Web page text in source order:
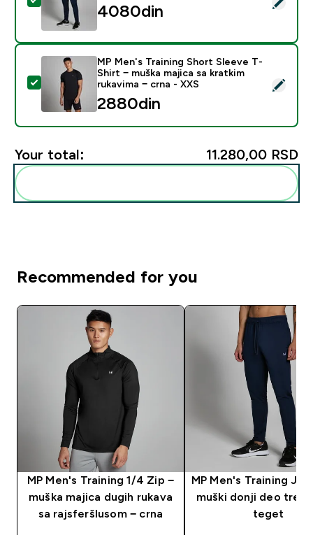
4080din‎
Select this product - MP Men's Training Short Sleeve
MP Men's Training Short Sleeve T-
Shirt − muška majica sa kratkim
rukavima − crna - XXS
2880din‎
Your total: 11.280,00 RSD‎
Recommended for you
MP Men's Training 1/4 Zip −
muška majica dugih rukava
sa rajsferšlusom − crna
MP Men's Training
muški donji deo
teget